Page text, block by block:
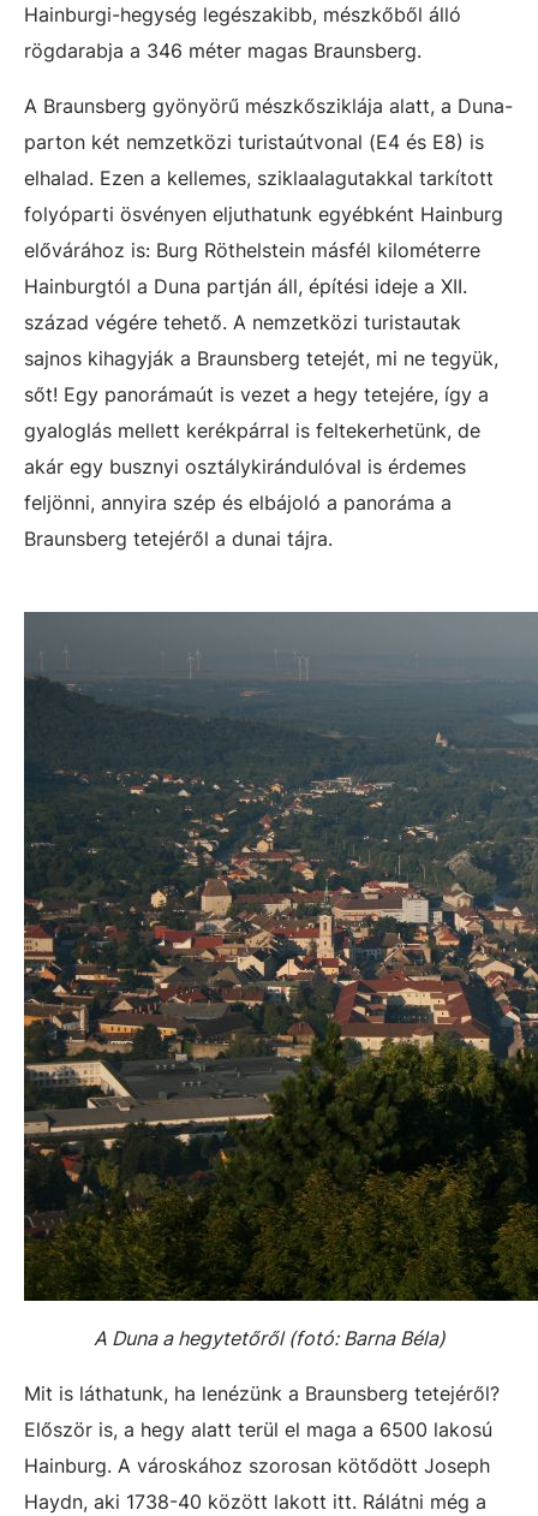
Hainburgi-hegység legészakibb, mészkőből álló
rögdarabja a 346 méter magas Braunsberg.
A Braunsberg gyönyörű mészkősziklája alatt, a Duna-
parton két nemzetközi turistaútvonal (E4 és E8) is
elhalad. Ezen a kellemes, sziklaalagutakkal tarkított
folyóparti ösvényen eljuthatunk egyébként Hainburg
elővárához is: Burg Röthelstein másfél kilométerre
Hainburgtól a Duna partján áll, építési ideje a XII.
század végére tehető. A nemzetközi turistautak
sajnos kihagyják a Braunsberg tetejét, mi ne tegyük,
sőt! Egy panorámaút is vezet a hegy tetejére, így a
gyaloglás mellett kerékpárral is feltekerhetünk, de
akár egy busznyi osztálykirándulóval is érdemes
feljönni, annyira szép és elbájoló a panoráma a
Braunsberg tetejéről a dunai tájra.
A Duna a hegytetőről (fotó: Barna Béla)
Mit is láthatunk, ha lenézünk a Braunsberg tetejéről?
Először is, a hegy alatt terül el maga a 6500 lakosú
Hainburg. A városkához szorosan kötődött Joseph
Haydn, aki 1738-40 között lakott itt. Rálátni még a